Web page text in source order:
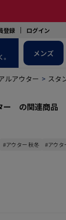
登録 ログイン
メンズ
ルアウター スタ
ー の関連商品
#アウター 秋冬 #アウタ